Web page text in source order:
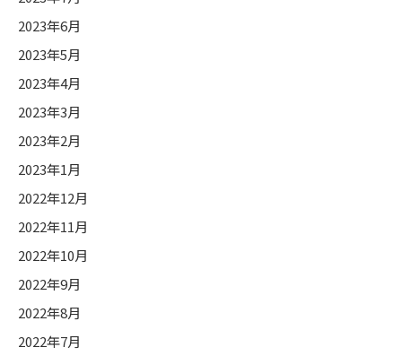
2023年6月
2023年5月
2023年4月
2023年3月
2023年2月
2023年1月
2022年12月
2022年11月
2022年10月
2022年9月
2022年8月
2022年7月